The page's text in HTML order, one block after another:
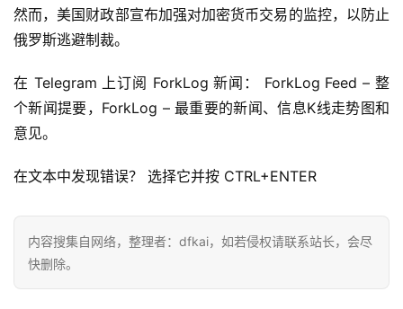
信
仰
a
h
r
9
9
数
然而，美国财政部宣布加强对加密货币交易的监控，以防止
俄罗斯逃避制裁。
在 Telegram 上订阅 ForkLog 新闻： ForkLog Feed – 整
个新闻提要，ForkLog – 最重要的新闻、信息K线走势图和
意见。
在文本中发现错误？ 选择它并按 CTRL+ENTER
内容搜集自网络，整理者：dfkai，如若侵权请联系站长，会尽
快删除。